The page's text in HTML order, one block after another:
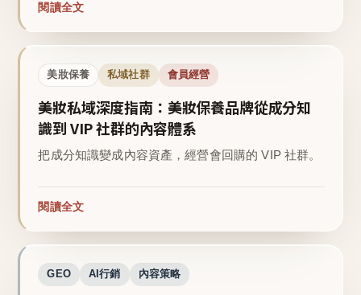
閱讀全文
美妝保養 私域社群 會員經營
美妝私域深度指南：美妝保養品牌從成分知
識到 VIP 社群的內容體系
把成分知識變成內容資產，經營會回購的 VIP 社群。
閱讀全文
GEO AI行銷 內容策略